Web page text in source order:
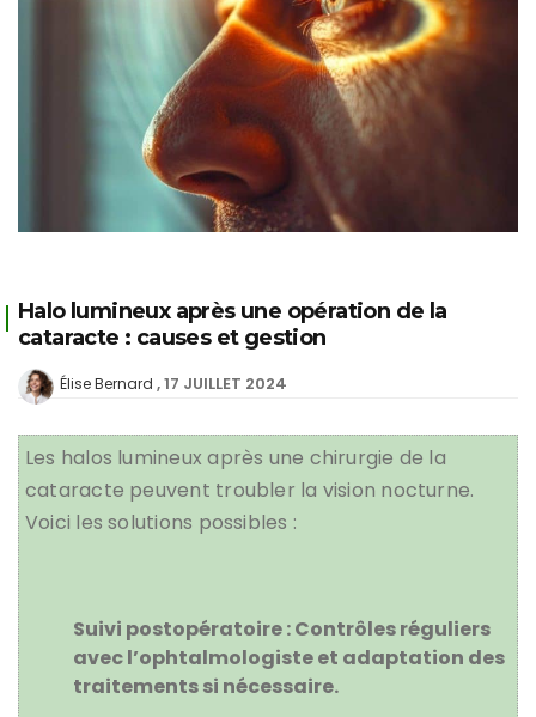
Halo lumineux après une opération de la
cataracte : causes et gestion
Élise Bernard 17 JUILLET 2024
Les halos lumineux après une chirurgie de la
cataracte peuvent troubler la vision nocturne.
Voici les solutions possibles :
Suivi postopératoire :Contrôles réguliers
avec l’ophtalmologiste et adaptation des
traitements si nécessaire.